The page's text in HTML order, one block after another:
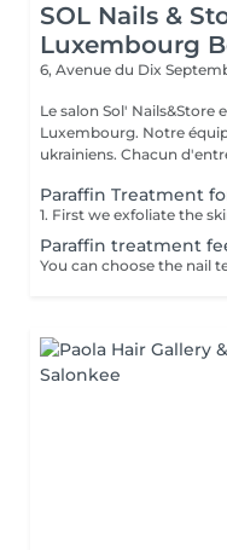
SOL Nails &
Luxembourg
6, Avenue du Dix
Le salon Sol' Nails&Store
Luxembourg. Notre équipe est composée de PROspécialistes
ukrainiens. Chacun
Paraffin Treatment
Paraffin treatment